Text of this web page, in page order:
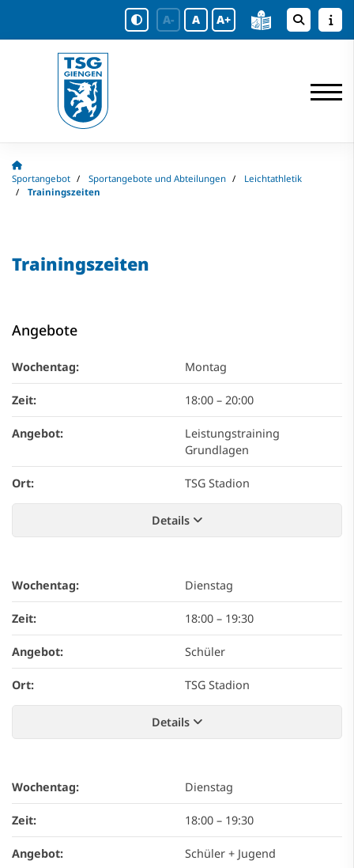
A- A A+
Sportangebot Sportangebote und Abteilungen
Leichtathletik
Trainingszeiten
Trainingszeiten
Angebote
Wochentag: Montag
Zeit: 18:00 – 20:00
Angebot:
Leistungstraining
Grundlagen
Ort: TSG Stadion
Details
Wochentag: Dienstag
Zeit: 18:00 – 19:30
Angebot: Schüler
Ort: TSG Stadion
Details
Wochentag: Dienstag
Zeit: 18:00 – 19:30
Angebot: Schüler + Jugend